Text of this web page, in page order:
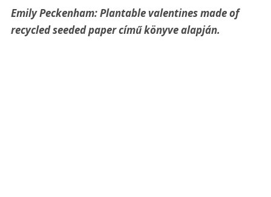
Emily Peckenham: Plantable valentines made of
recycled seeded paper című könyve alapján.